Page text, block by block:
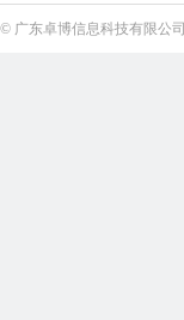
© 广东卓博信息科技有限公司